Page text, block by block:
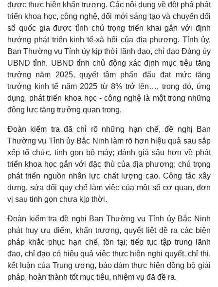
Thế giới
Quan sát
Cuộc sống đó đây
Hồ sơ
Multimedia
Video
Ảnh
được thực hiện khẩn trương. Các nội dung về đột phá phát
triển khoa học, công nghệ, đổi mới sáng tạo và chuyển đổi
số quốc gia được tỉnh chú trọng triển khai gắn với định
hướng phát triển kinh tế-xã hội của địa phương. Tỉnh ủy,
Ban Thường vụ Tỉnh ủy kịp thời lãnh đạo, chỉ đạo Đảng ủy
UBND tỉnh, UBND tỉnh chủ động xác định mục tiêu tăng
trưởng năm 2025, quyết tâm phấn đấu đạt mức tăng
trưởng kinh tế năm 2025 từ 8% trở lên…, trong đó, ứng
dụng, phát triển khoa học - công nghệ là một trong những
động lực tăng trưởng quan trọng.
Đoàn kiểm tra đã chỉ rõ những hạn chế, đề nghị Ban
Thường vụ Tỉnh ủy Bắc Ninh làm rõ hơn hiệu quả sau sắp
xếp tổ chức, tinh gọn bộ máy; đánh giá sâu hơn về phát
triển khoa học gắn với đặc thù của địa phương; chú trọng
phát triển nguồn nhân lực chất lượng cao. Công tác xây
dựng, sửa đổi quy chế làm việc của một số cơ quan, đơn
vị sau tinh gọn chưa kịp thời.
Đoàn kiểm tra đề nghị Ban Thường vụ Tỉnh ủy Bắc Ninh
phát huy ưu điểm, khẩn trương, quyết liệt đề ra các biện
pháp khắc phục hạn chế, tồn tại; tiếp tục tập trung lãnh
đạo, chỉ đạo có hiệu quả việc thực hiện nghị quyết, chỉ thị,
kết luận của Trung ương, bảo đảm thực hiện đồng bộ giải
pháp, hoàn thành tốt mục tiêu, nhiệm vụ đã đề ra.